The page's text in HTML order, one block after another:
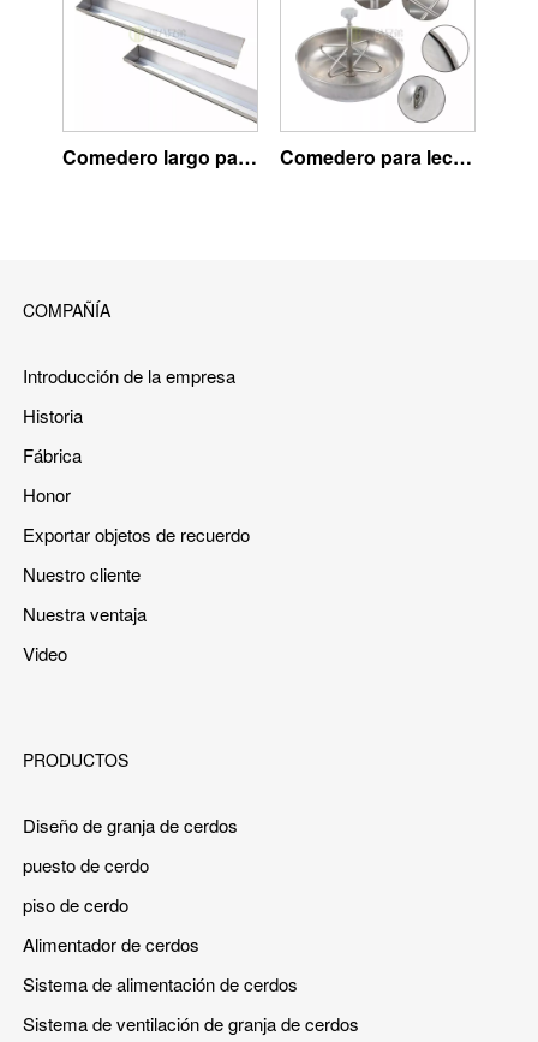
Comedero largo para cerda Comedero para lechones
COMPAÑÍA
Introducción de la empresa
Historia
Fábrica
Honor
Exportar objetos de recuerdo
Nuestro cliente
Nuestra ventaja
Video
PRODUCTOS
Diseño de granja de cerdos
puesto de cerdo
piso de cerdo
Alimentador de cerdos
Sistema de alimentación de cerdos
Sistema de ventilación de granja de cerdos